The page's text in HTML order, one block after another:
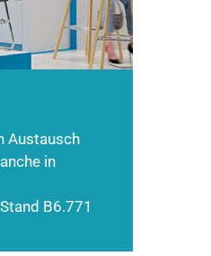
Austausch
in
B6.771